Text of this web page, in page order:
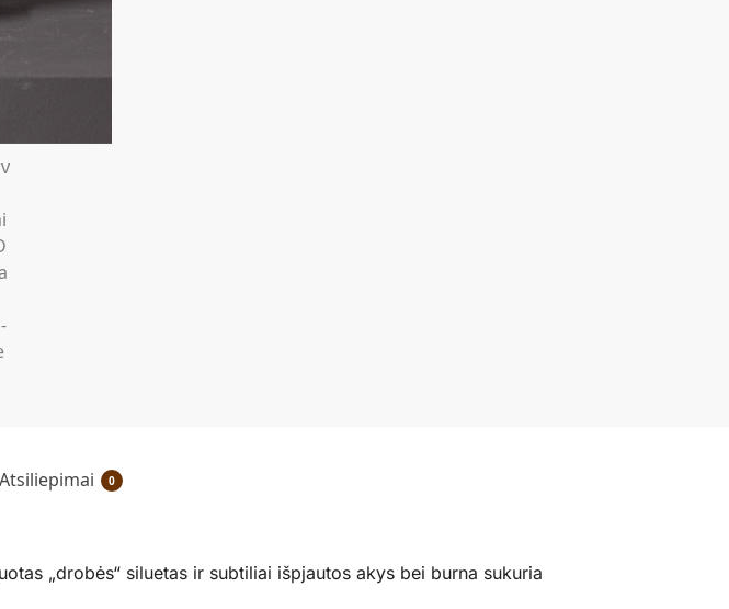
Atsiliepimai 0
„drobės“ siluetas ir subtiliai išpjautos akys bei burna sukuria